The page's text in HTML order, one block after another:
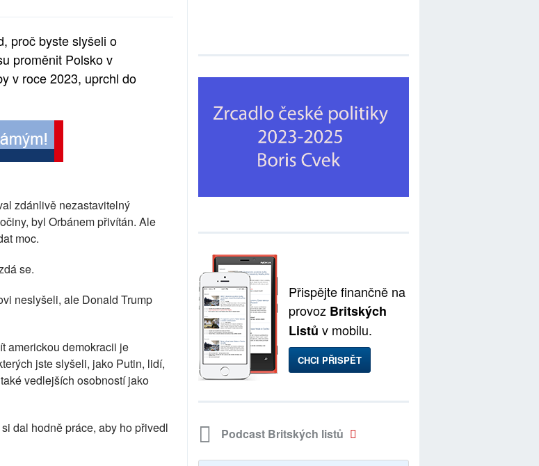
proč byste slyšeli o
proměnit Polsko v
v roce 2023, uprchl do
zdánlivě nezastavitelný
byl Orbánem přivítán. Ale
moc.
se.
neslyšeli, ale Donald Trump
americkou demokracii je
jste slyšeli, jako Putin, lidí,
vedlejších osobností jako
dal hodně práce, aby ho přivedl
Přispějte finančně na
provoz Britských
Listů v mobilu.
CHCI PŘISPĚT
Podcast Britských listů